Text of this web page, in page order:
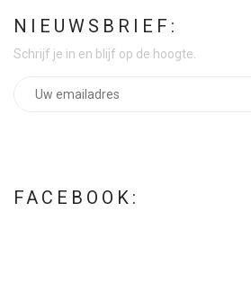
NIEUWSBRIEF:
Schrijf je in en blijf op de hoogte.
FACEBOOK: